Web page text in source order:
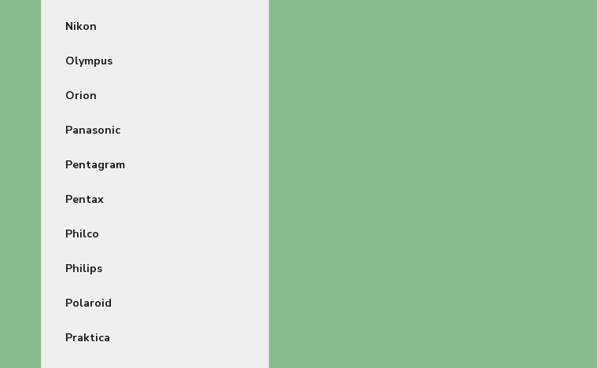
Nikon
Olympus
Orion
Panasonic
Pentagram
Pentax
Philco
Philips
Polaroid
Praktica